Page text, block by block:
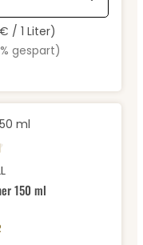
/ 1 Liter)
gespart)
von 5 Sternen
150 ml